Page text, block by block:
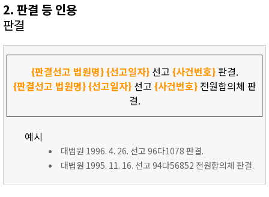
2. 판결 등 인용
판결
{판결선고 법원명}{선고일자}선고 {사건번호}판결.
{판결선고 법원명}{선고일자}선고 {사건번호}전원합의체 판
결.
예시
대법원 1996. 4. 26. 선고 96다1078 판결.
대법원 1995. 11. 16. 선고 94다56852 전원합의체 판결.